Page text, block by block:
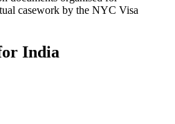
casework by the NYC Visa
India